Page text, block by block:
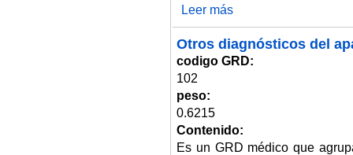
Leer más
Otros diagnósticos del
codigo GRD:
102
peso:
0.6215
Contenido:
Es un GRD médico que